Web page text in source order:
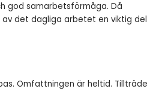
god samarbetsförmåga. Då
det dagliga arbetet en viktig del
Omfattningen är heltid. Tillträde